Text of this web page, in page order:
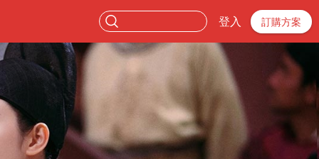
登入 訂購方案